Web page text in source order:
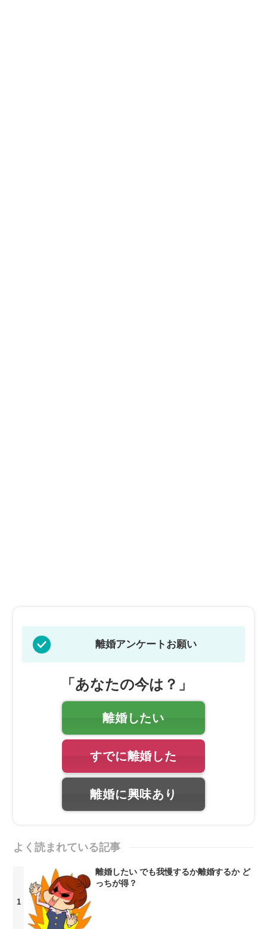
離婚アンケートお願い
「あなたの今は？」
離婚したい
すでに離婚した
離婚に興味あり
よく読まれている記事
離婚したい でも我慢するか離婚するか ど
っちが得？